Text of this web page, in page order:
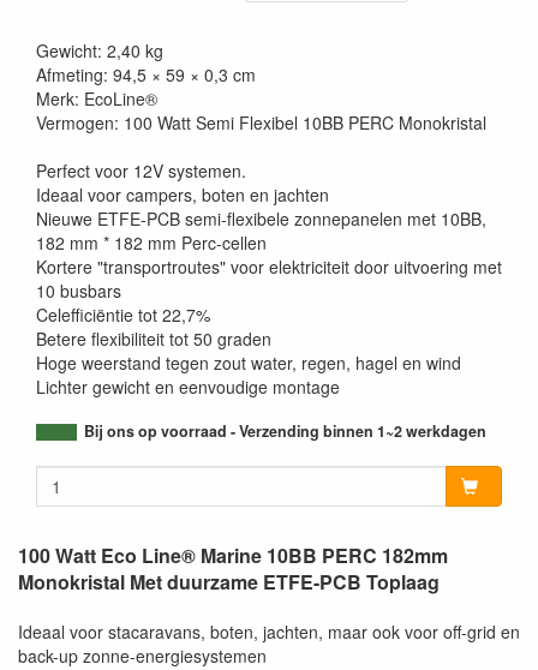
Gewicht: 2,40 kg
Afmeting: 94,5 × 59 × 0,3 cm
Merk: EcoLine®
Vermogen: 100 Watt Semi Flexibel 10BB PERC Monokristal
Perfect voor 12V systemen.
Ideaal voor campers, boten en jachten
Nieuwe ETFE-PCB semi-flexibele zonnepanelen met 10BB,
182 mm * 182 mm Perc-cellen
Kortere "transportroutes" voor elektriciteit door uitvoering met
10 busbars
Celefficiëntie tot 22,7%
Betere flexibiliteit tot 50 graden
Hoge weerstand tegen zout water, regen, hagel en wind
Lichter gewicht en eenvoudige montage
Bij ons op voorraad - Verzending binnen 1~2 werkdagen
100 Watt Eco Line® Marine 10BB PERC 182mm
Monokristal Met duurzame ETFE-PCB Toplaag
Ideaal voor stacaravans, boten, jachten, maar ook voor off-grid en
back-up zonne-energiesystemen